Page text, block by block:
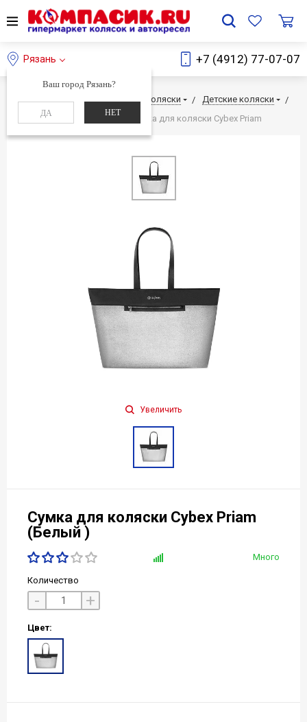
Рязань
Ваш город Рязань?
ДА НЕТ
+7 (4912) 77-07-07
Главная Каталог Детские коляски
Детские коляски
Аксессуары к коляскам
Сумка для коляски Cybex Priam
Увеличить
Сумка для коляски Cybex Priam
(Белый )
Много
Количество
- +
Цвет: